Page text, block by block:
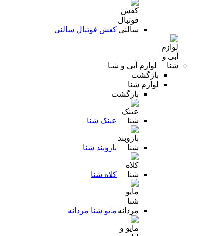
کفش فوتبال سالنی
لوازم آبی و شنا
بازگشت
لوازم شنا
بازگشت
عینک شنا
بازوبند شنا
کلاه شنا
مایو شنا مردانه